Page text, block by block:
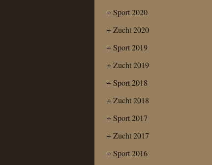
Sport 2020
Zucht 2020
Sport 2019
Zucht 2019
Sport 2018
Zucht 2018
Sport 2017
Zucht 2017
Sport 2016